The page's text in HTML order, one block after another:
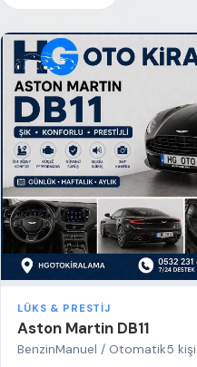
LÜKS & PRESTIJ
Aston Martin DB11
BenzinManuel / Otomatik5 kişi